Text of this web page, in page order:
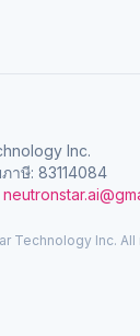
Inc.
ภาษี: 83114084
Technology Inc.